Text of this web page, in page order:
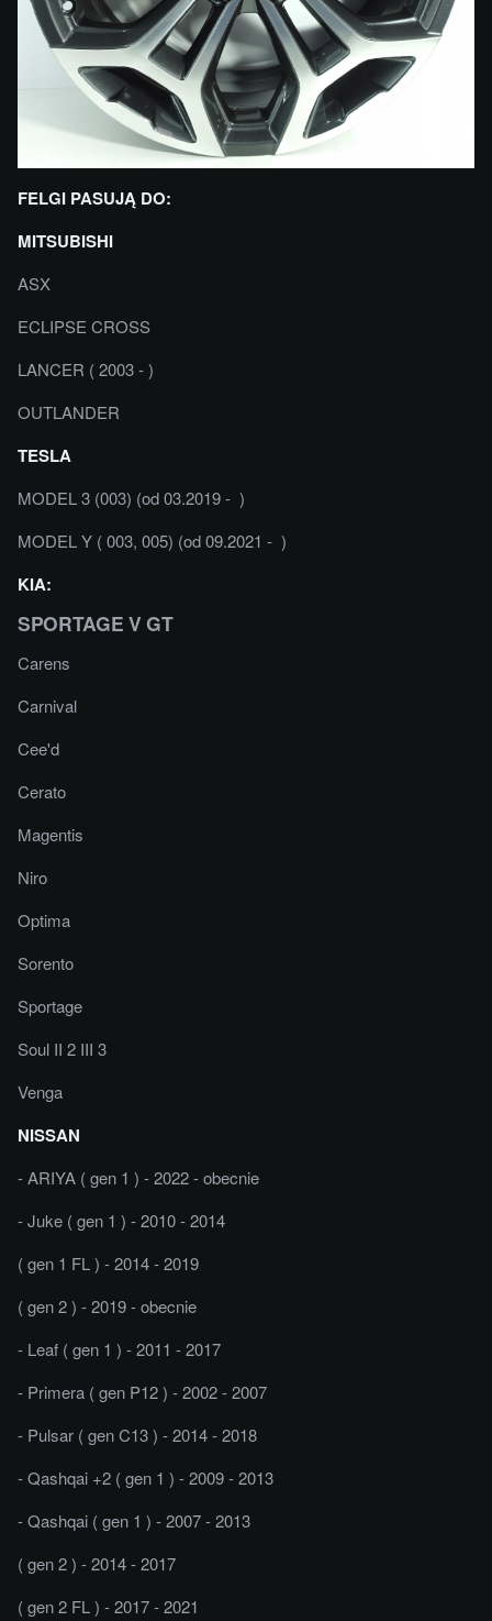
FELGI PASUJĄ DO:
MITSUBISHI
ASX
ECLIPSE CROSS
LANCER ( 2003 - )
OUTLANDER
TESLA
MODEL 3 (003) (od 03.2019 - )
MODEL Y ( 003, 005) (od 09.2021 - )
KIA:
SPORTAGE V GT
Carens
Carnival
Cee'd
Cerato
Magentis
Niro
Optima
Sorento
Sportage
Soul II 2 III 3
Venga
NISSAN
- ARIYA ( gen 1 ) - 2022 - obecnie
- Juke ( gen 1 ) - 2010 - 2014
( gen 1 FL ) - 2014 - 2019
( gen 2 ) - 2019 - obecnie
- Leaf ( gen 1 ) - 2011 - 2017
- Primera ( gen P12 ) - 2002 - 2007
- Pulsar ( gen C13 ) - 2014 - 2018
- Qashqai +2 ( gen 1 ) - 2009 - 2013
- Qashqai ( gen 1 ) - 2007 - 2013
( gen 2 ) - 2014 - 2017
( gen 2 FL ) - 2017 - 2021